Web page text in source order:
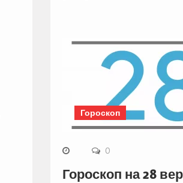
Гороскоп
0
Гороскоп на 28